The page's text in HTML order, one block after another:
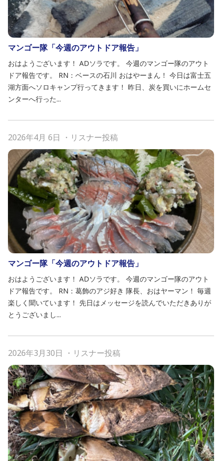
マンゴー隊「今週のアウトドア報告」
おはようございます！ ADソラです。 今週のマンゴー隊のアウト
ドア報告です。 RN：ベースの石川 おはやーまん！ 今日は富士五
湖方面へソロキャンプ行ってきます！ 昨日、炭を買いにホームセ
ンターへ行った...
2026年4月 6日 ・ リスナー投稿
マンゴー隊「今週のアウトドア報告」
おはようございます！ ADソラです。 今週のマンゴー隊のアウト
ドア報告です。 RN：葛飾のアジ好き 隊長、おはヤーマン！ 毎週
楽しく聞いています！ 先日はメッセージを読んでいただきありが
とうございまし...
2026年3月30日 ・ リスナー投稿